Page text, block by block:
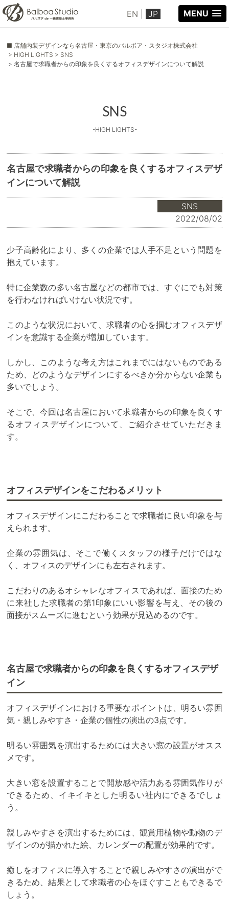
EN JP MENU
■ 店舗内装デザインなら名古屋・東京のバルボア・スタジオ株式会社
> HIGH LIGHTS > SNS
> 名古屋で求職者からの印象を良くするオフィスデザインについて解説
SNS
-HIGH LIGHTS-
名古屋で求職者からの印象を良くするオフィスデザ
インについて解説
SNS
2022/08/02
少子高齢化により、多くの企業では人手不足という問題を
抱えています。
特に企業数の多い名古屋などの都市では、すぐにでも対策
を行わなければいけない状況です。
このような状況において、求職者の心を掴むオフィスデザ
インを意識する企業が増加しています。
しかし、このような考え方はこれまでにはないものである
ため、どのようなデザインにするべきか分からない企業も
多いでしょう。
そこで、今回は名古屋において求職者からの印象を良くす
るオフィスデザインについて、ご紹介させていただきま
す。
オフィスデザインをこだわるメリット
オフィスデザインにこだわることで求職者に良い印象を与
えられます。
企業の雰囲気は、そこで働くスタッフの様子だけではな
く、オフィスのデザインにも左右されます。
こだわりのあるオシャレなオフィスであれば、面接のため
に来社した求職者の第1印象にいい影響を与え、その後の
面接がスムーズに進むという効果が見込めるのです。
名古屋で求職者からの印象を良くするオフィスデザ
イン
オフィスデザインにおける重要なポイントは、明るい雰囲
気・親しみやすさ・企業の個性の演出の3点です。
明るい雰囲気を演出するためには大きい窓の設置がオスス
メです。
大きい窓を設置することで開放感や活力ある雰囲気作りが
できるため、イキイキとした明るい社内にできるでしょ
う。
親しみやすさを演出するためには、観賞用植物や動物のデ
ザインのが描かれた絵、カレンダーの配置が効果的です。
癒しをオフィスに導入することで親しみやすさの演出がで
きるため、結果として求職者の心をほぐすこともできるで
しょう。